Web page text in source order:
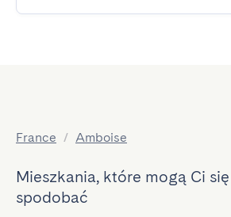
France / Amboise
Mieszkania, które mogą Ci się
spodobać